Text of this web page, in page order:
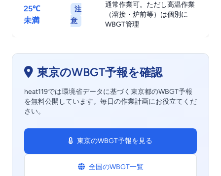
25℃
未満
注
意
通常作業可。ただし高温作業
（溶接・炉前等）は個別に
WBGT管理
東京のWBGT予報を確認
heat119では環境省データに基づく東京都のWBGT予報
を無料公開しています。毎日の作業計画にお役立てくだ
さい。
東京のWBGT予報を見る
全国のWBGT一覧